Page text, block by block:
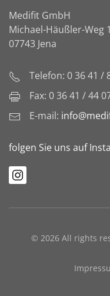
Medifit GmbH
Michael-Häußler-Weg
07743 Jena
Telefon: 0 36 41 /
Fax: 0 36 41 / 44
E-mail:
folgen Sie uns auf
© 2026 All rights